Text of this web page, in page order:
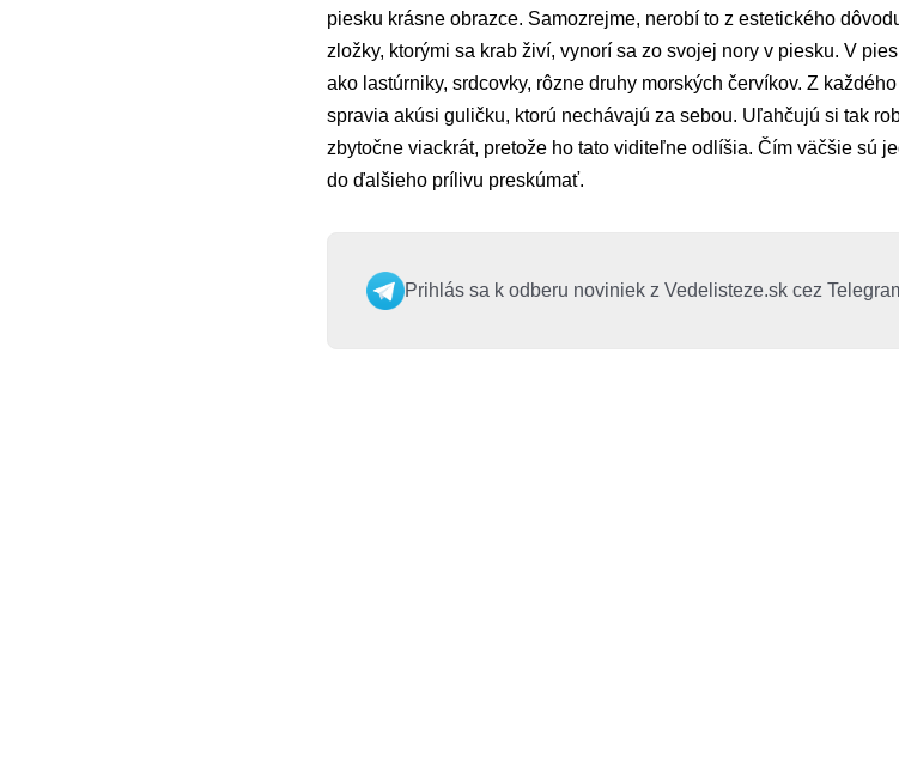
piesku krásne obrazce. Samozrejme, nerobí to z estetického
zložky, ktorými sa krab živí, vynorí sa zo svojej nory v piesku. V
ako lastúrniky, srdcovky, rôzne druhy morských červíkov. Z
spravia akúsi guličku, ktorú nechávajú za sebou. Uľahčujú si tak
zbytočne viackrát, pretože ho tato viditeľne odlíšia. Čím väčšie sú
do ďalšieho prílivu preskúmať.
Prihlás sa k odberu noviniek z Vedelisteze.sk cez